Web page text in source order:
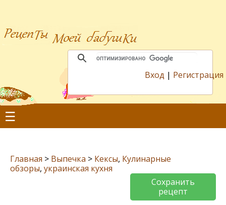
Вход | Регистрация
☰
Главная > Выпечка > Кексы, Кулинарные
обзоры, украинская кухня
Сохранить
рецепт